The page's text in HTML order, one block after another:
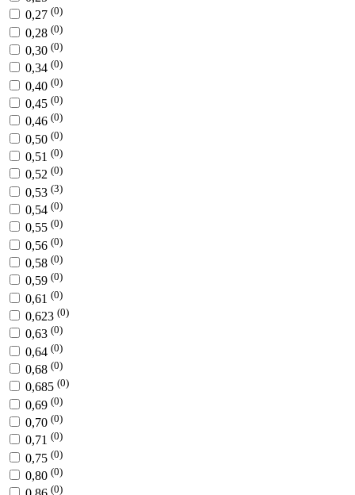
0,27 (0)
0,28 (0)
0,30 (0)
0,34 (0)
0,40 (0)
0,45 (0)
0,46 (0)
0,50 (0)
0,51 (0)
0,52 (0)
0,53 (3)
0,54 (0)
0,55 (0)
0,56 (0)
0,58 (0)
0,59 (0)
0,61 (0)
0,623 (0)
0,63 (0)
0,64 (0)
0,68 (0)
0,685 (0)
0,69 (0)
0,70 (0)
0,71 (0)
0,75 (0)
0,80 (0)
(0)